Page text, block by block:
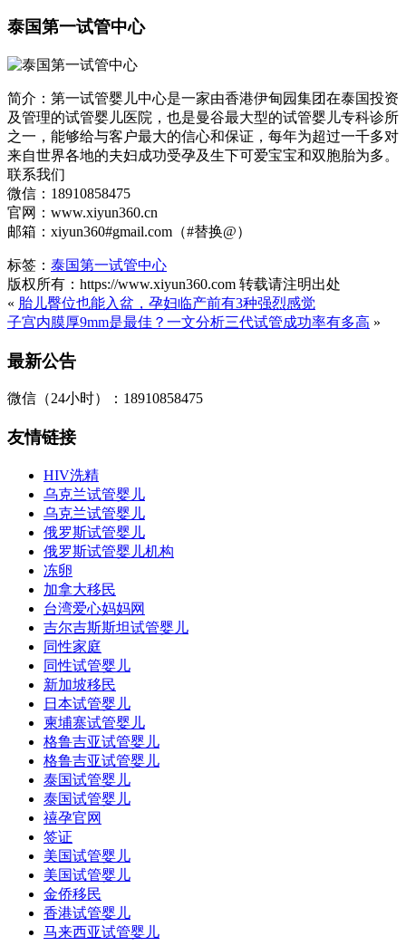
泰国第一试管中心
简介：第一试管婴儿中心是一家由香港伊甸园集团在泰国投资
及管理的试管婴儿医院，也是曼谷最大型的试管婴儿专科诊所
之一，能够给与客户最大的信心和保证，每年为超过一千多对
来自世界各地的夫妇成功受孕及生下可爱宝宝和双胞胎为多。
联系我们
微信：18910858475
官网：www.xiyun360.cn
邮箱：xiyun360#gmail.com（#替换@）
标签： 泰国第一试管中心
版权所有：https://www.xiyun360.com 转载请注明出处
« 胎儿臀位也能入盆，孕妇临产前有3种强烈感觉
子宫内膜厚9mm是最佳？一文分析三代试管成功率有多高 »
最新公告
微信（24小时）：18910858475
友情链接
HIV洗精
乌克兰试管婴儿
乌克兰试管婴儿
俄罗斯试管婴儿
俄罗斯试管婴儿机构
冻卵
加拿大移民
台湾爱心妈妈网
吉尔吉斯斯坦试管婴儿
同性家庭
同性试管婴儿
新加坡移民
日本试管婴儿
柬埔寨试管婴儿
格鲁吉亚试管婴儿
格鲁吉亚试管婴儿
泰国试管婴儿
泰国试管婴儿
禧孕官网
签证
美国试管婴儿
美国试管婴儿
金侨移民
香港试管婴儿
马来西亚试管婴儿